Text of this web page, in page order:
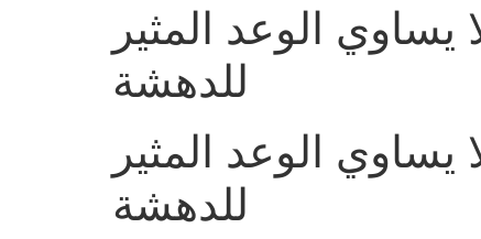
يساوي الوعد المثير
للدهشة
يساوي الوعد المثير
للدهشة